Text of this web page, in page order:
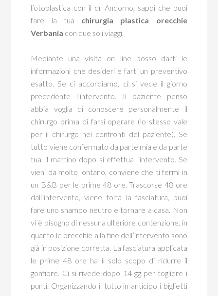
l’otoplastica con il dr Andorno, sappi che puoi
fare la tua chirurgia plastica orecchie
Verbania con due soli viaggi.
Mediante una visita on line posso darti le
informazioni che desideri e farti un preventivo
esatto. Se ci accordiamo, ci si vede il giorno
precedente l’intervento. Il paziente penso
abbia voglia di conoscere personalmente il
chirurgo prima di farsi operare (lo stesso vale
per il chirurgo nei confronti del paziente). Se
tutto viene confermato da parte mia e da parte
tua, il mattino dopo si effettua l’intervento. Se
vieni da molto lontano, conviene che ti fermi in
un B&B per le prime 48 ore. Trascorse 48 ore
dall’intervento, viene tolta la fasciatura, puoi
fare uno shampo neutro e tornare a casa. Non
vi è bisogno di nessuna ulteriore contenzione, in
quanto le orecchie alla fine dell’intervento sono
già in posizione corretta. La fasciatura applicata
le prime 48 ore ha il solo scopo di ridurre il
gonfiore. Ci si rivede dopo 14 gg per togliere i
punti. Organizzando il tutto in anticipo i biglietti